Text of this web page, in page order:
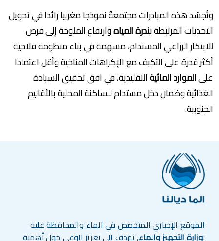
وتُجسّد هذه المبادرات مجتمعةً نموذجا مغربيا رائدا في تحويل
التحديات المرتبطة بندرة المياهوارتفاع الملوحة إلى فرص
للابتكار الزراعي المستدام، مسهمة في بناء منظومة فلاحية
أكثر قدرة على التكيف مع الإكراهات المناخية وأقل اعتمادا
علىالموارد المائيةالتقليدية، في افق تحقيق السيادة
الغذائية وضمان دخل مستدام للساكنة المحلية بالأقاليم
الجنوبية.
الموقع الإخباري المتخصص في الماء والمحافظة عليه
لوزارة التجهيز والماء, نهدف إلى تعزيز الوعي حول أهمية